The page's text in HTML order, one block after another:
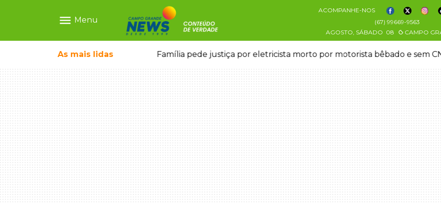
menu Menu
ACOMPANHE-NOS
(67) 99669-9563
AGOSTO, SÁBADO 08 CAMPO
As mais lidas
ligada a laboratório ilegal Família pede justiça por eletricista morto por motorista bêbado e sem